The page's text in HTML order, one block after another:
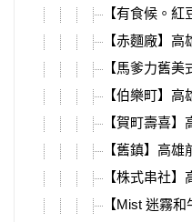
【有食候。
【赤麵廠】
【馬爹力舊
【伯樂町】
【賀町壽喜
【舊鎮】高
【株式串社
【Mist 迷霧